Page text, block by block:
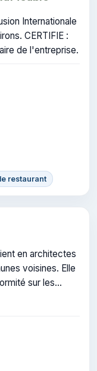
Internationale
CERTIFIE :
de l'entreprise.
restaurant
en architectes
voisines. Elle
sur les